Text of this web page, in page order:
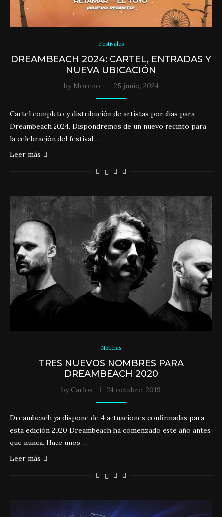
Festivales
DREAMBEACH 2024: CARTEL, ENTRADAS Y
NUEVA UBICACIÓN
by Moreno 25 junio, 2024
Cartel completo y distribución de artistas por días para
Dreambeach 2024. Dispondremos de un nuevo recinto para
la celebración del festival …
Leer más
Noticias
TRES NUEVOS NOMBRES PARA
DREAMBEACH 2020
by Carlos 24 octubre, 2019
Dreambeach ya dispone de 4 actuaciones confirmadas para
esta edición 2020 Dreambeach ha comenzado este año antes
que nunca. Hace unos …
Leer más